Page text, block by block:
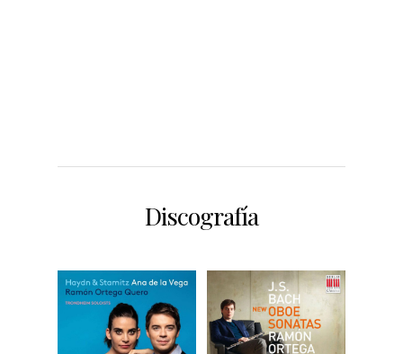
Discografía